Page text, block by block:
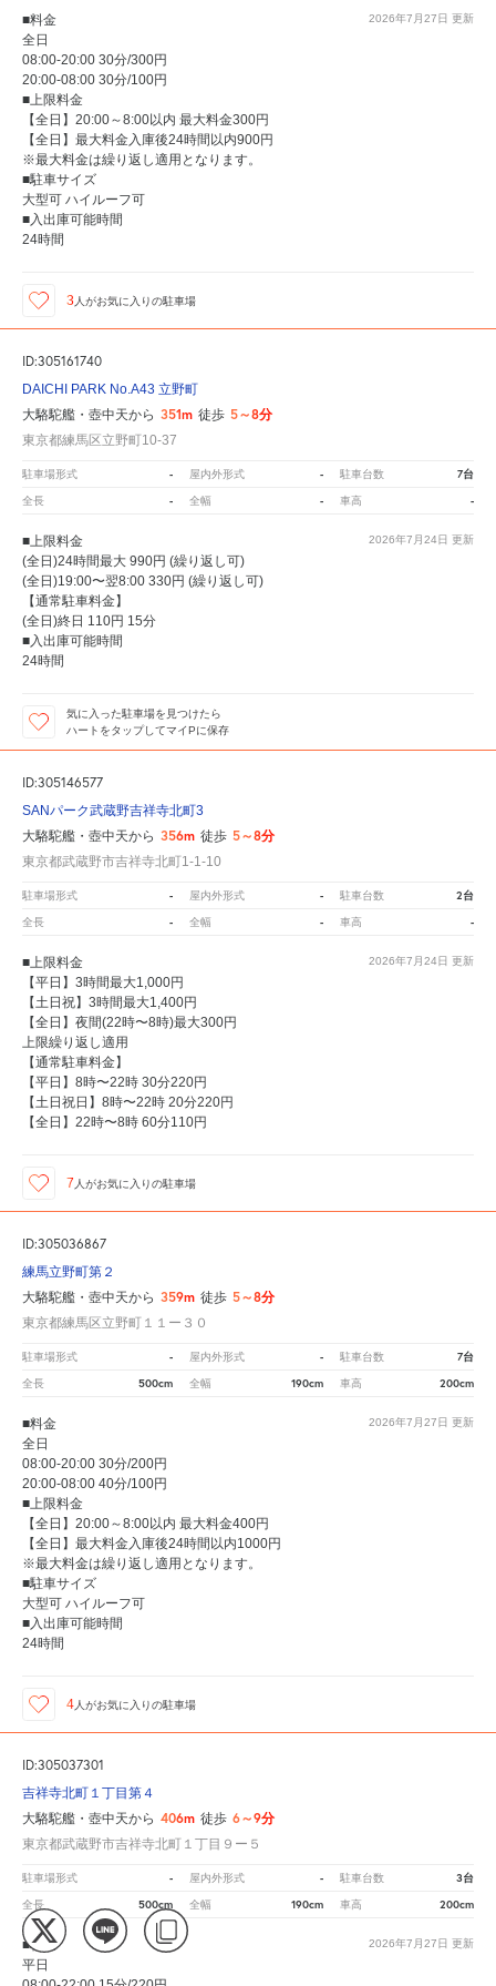
2026年7月27日 更新
■料金
全日
08:00-20:00 30分/300円
20:00-08:00 30分/100円
■上限料金
【全日】20:00～8:00以内 最大料金300円
【全日】最大料金入庫後24時間以内900円
※最大料金は繰り返し適用となります。
■駐車サイズ
大型可 ハイルーフ可
■入出庫可能時間
24時間
3 人がお気に入りの駐車場
ID:305161740
DAICHI PARK No.A43 立野町
大駱駝艦・壺中天から 351m 徒歩 5～8分
東京都練馬区立野町10-37
駐車場形式 - 屋内外形式 - 駐車台数 7台
全長 - 全幅 - 車高 -
2026年7月24日 更新
■上限料金
(全日)24時間最大 990円 (繰り返し可)
(全日)19:00〜翌8:00 330円 (繰り返し可)
【通常駐車料金】
(全日)終日 110円 15分
■入出庫可能時間
24時間
気に入った駐車場を見つけたら
ハートをタップしてマイPに保存
ID:305146577
SANパーク武蔵野吉祥寺北町3
大駱駝艦・壺中天から 356m 徒歩 5～8分
東京都武蔵野市吉祥寺北町1-1-10
駐車場形式 - 屋内外形式 - 駐車台数 2台
全長 - 全幅 - 車高 -
2026年7月24日 更新
■上限料金
【平日】3時間最大1,000円
【土日祝】3時間最大1,400円
【全日】夜間(22時〜8時)最大300円
上限繰り返し適用
【通常駐車料金】
【平日】8時〜22時 30分220円
【土日祝日】8時〜22時 20分220円
【全日】22時〜8時 60分110円
7 人がお気に入りの駐車場
ID:305036867
練馬立野町第２
大駱駝艦・壺中天から 359m 徒歩 5～8分
東京都練馬区立野町１１ー３０
駐車場形式 - 屋内外形式 - 駐車台数 7台
全長 500cm 全幅 190cm 車高 200cm
2026年7月27日 更新
■料金
全日
08:00-20:00 30分/200円
20:00-08:00 40分/100円
■上限料金
【全日】20:00～8:00以内 最大料金400円
【全日】最大料金入庫後24時間以内1000円
※最大料金は繰り返し適用となります。
■駐車サイズ
大型可 ハイルーフ可
■入出庫可能時間
24時間
4 人がお気に入りの駐車場
ID:305037301
吉祥寺北町１丁目第４
大駱駝艦・壺中天から 406m 徒歩 6～9分
東京都武蔵野市吉祥寺北町１丁目９ー５
駐車場形式 - 屋内外形式 - 駐車台数 3台
全長 500cm 全幅 190cm 車高 200cm
2026年7月27日 更新
■料金
平日